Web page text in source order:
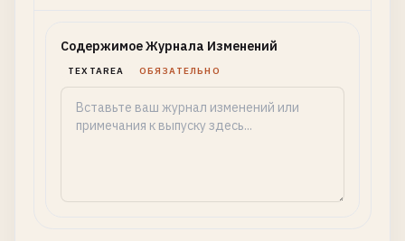
Содержимое Журнала Изменений
TEXTAREA ОБЯЗАТЕЛЬНО